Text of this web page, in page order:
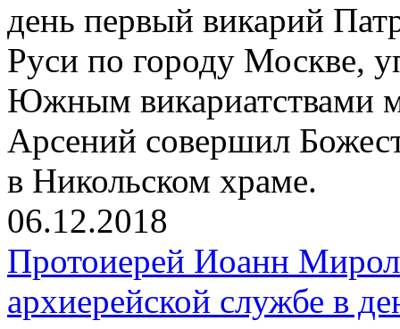
день первый викарий
Руси по городу Москве,
Южным викариатствами
Арсений совершил
в Никольском храме.
06.12.2018
Протоиерей Иоанн
архиерейской службе в